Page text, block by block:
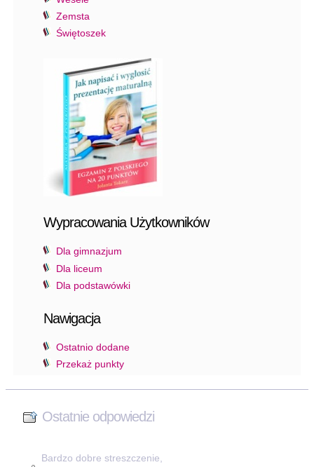
Zemsta
Świętoszek
Wypracowania Użytkowników
Dla gimnazjum
Dla liceum
Dla podstawówki
Nawigacja
Ostatnio dodane
Przekaż punkty
Ostatnie odpowiedzi
Bardzo dobre streszczenie,